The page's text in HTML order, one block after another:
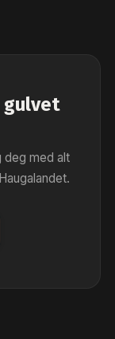
gulvet
deg med alt